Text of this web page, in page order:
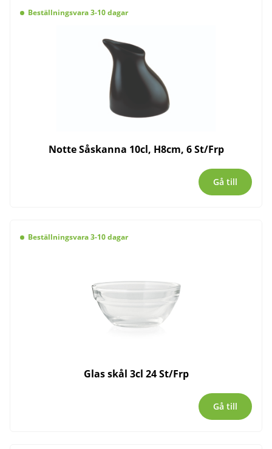
Beställningsvara 3-10 dagar
Notte Såskanna 10cl, H8cm, 6 St/Frp
Gå till
Beställningsvara 3-10 dagar
Glas skål 3cl 24 St/Frp
Gå till